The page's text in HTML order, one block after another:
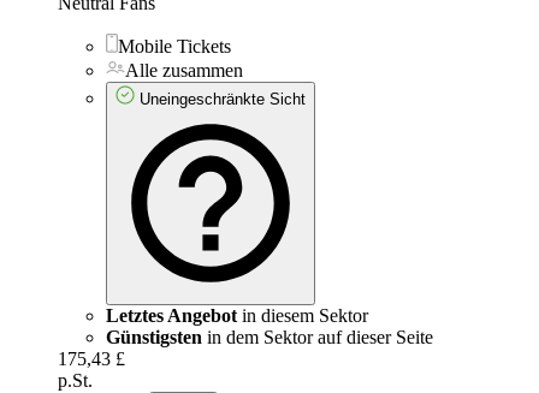
Mobile Tickets
Alle zusammen
Uneingeschränkte Sicht
Letztes Angebotin diesem Sektor
Günstigsten in dem Sektor auf dieser Seite
175,43 £
p.St.